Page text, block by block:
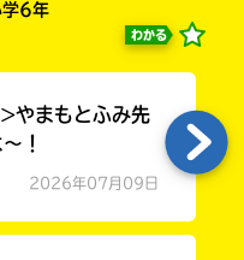
学6年
わかる
やまもとふみ先
！
2026年07月09日